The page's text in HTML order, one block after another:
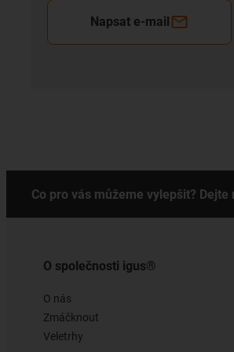
Napsat e-mail
Co pro vás můžeme vylepšit? Dejte
O společnosti igus®
O nás
Zmáčknout
Veletrhy